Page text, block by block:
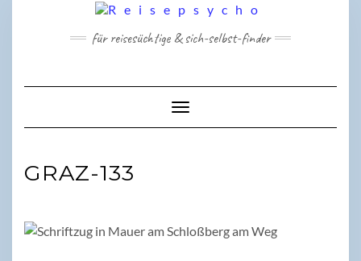
für reisesüchtige & sich-selbst-finder
Toggle Navigation
GRAZ-133